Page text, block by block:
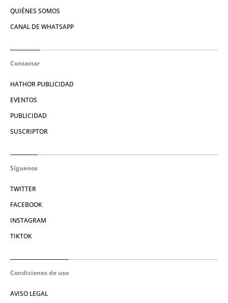
QUIÉNES SOMOS
CANAL DE WHATSAPP
Contactar
HATHOR PUBLICIDAD
EVENTOS
PUBLICIDAD
SUSCRIPTOR
Síguenos
TWITTER
FACEBOOK
INSTAGRAM
TIKTOK
Condiciones de uso
AVISO LEGAL